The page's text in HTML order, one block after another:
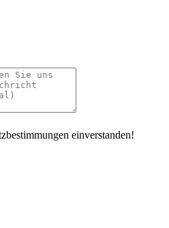
einverstanden!